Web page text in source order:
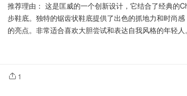
推荐理由： 这是匡威的一个创新设计，它结合了经典的
步鞋底。独特的锯齿状鞋底提供了出色的抓地力和时尚
的亮点。非常适合喜欢大胆尝试和表达自我风格的年轻人。
1